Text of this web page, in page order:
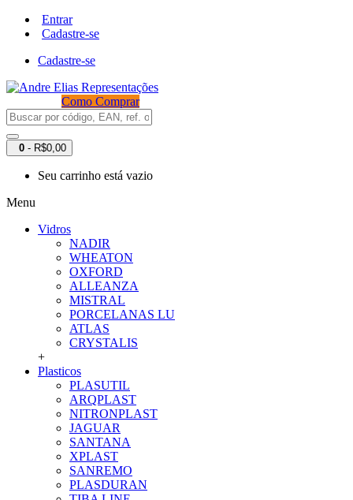
Entrar
Cadastre-se
Cadastre-se
Como Comprar
0 - R$0,00
Seu carrinho está vazio
Menu
Vidros
NADIR
WHEATON
OXFORD
ALLEANZA
MISTRAL
PORCELANAS LU
ATLAS
CRYSTALIS
+
Plasticos
PLASUTIL
ARQPLAST
NITRONPLAST
JAGUAR
SANTANA
XPLAST
SANREMO
PLASDURAN